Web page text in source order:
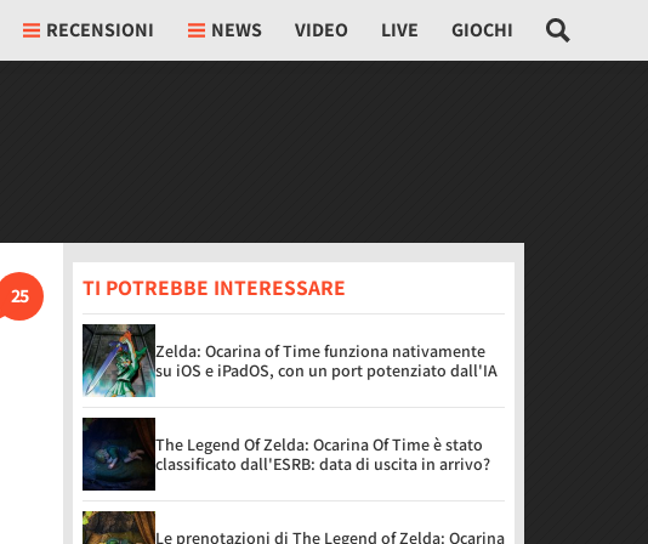
RECENSIONI NEWS VIDEO LIVE GIOCHI
25 TI POTREBBE INTERESSARE
Zelda: Ocarina of Time funziona nativamente
su iOS e iPadOS, con un port potenziato dall'IA
The Legend Of Zelda: Ocarina Of Time è stato
classificato dall'ESRB: data di uscita in arrivo?
Le prenotazioni di The Legend of Zelda: Ocarina